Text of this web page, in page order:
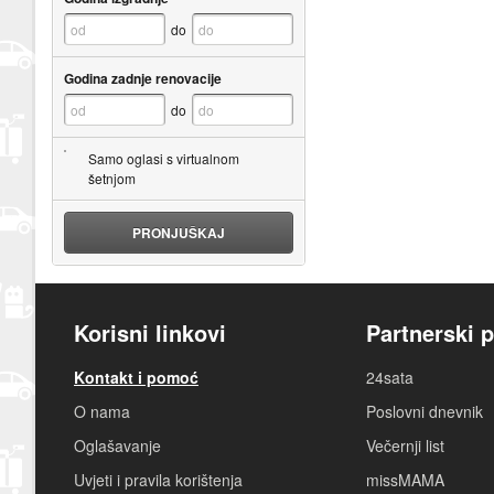
do
Godina zadnje renovacije
do
Samo oglasi s virtualnom
šetnjom
PRONJUŠKAJ
Korisni linkovi
Kontakt i pomoć
O nama
Oglašavanje
Uvjeti i pravila korištenja
Partnerski
24sata
Poslovni dnevnik
Večernji list
missMAMA